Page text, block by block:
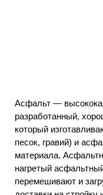
Асфальт —
разработанный,
который
песок, гравий) и
материала.
нагретый
перемешивают и